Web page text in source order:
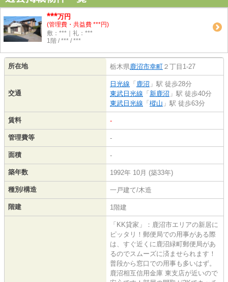
***万円
(管理費・共益費 ***円)
敷：***｜礼：***
1階 / *** / ***
所在地 栃木県鹿沼市幸町 ２丁目1-27
交通
日光線 「 鹿沼 」駅 徒歩28分
東武日光線 「 新鹿沼 」駅 徒歩40分
東武日光線 「 樅山 」駅 徒歩63分
賃料 -
管理費等 -
面積 -
築年数 1992年 10月 (築33年)
種別/構造 一戸建て/木造
階建 1階建
「KK貸家」：鹿沼市エリアの新居に
ピッタリ！郵便局での用事がある際
は、すぐ近くに鹿沼緑町郵便局があ
るのでスムーズに済ませられます！
普段から窓口での用事も多いはず。
鹿沼相互信用金庫 東支店が近いので